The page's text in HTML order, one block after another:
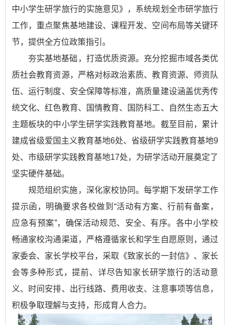
中小学生研学旅行的实施意见》，系统规划全市研学旅行
工作，重点聚焦基地建设、课程开发、空间布局等关键环
节，提供全方位政策指引。
夯实基地基础，打造优质资源。充分挖掘市域各类优
质社会教育资源，严格对标政治素质、教育资源、师资队
伍、运行制度、安全保障等标准，高质量建设涵盖优秀传
统文化、红色教育、国情教育、国防科工、自然生态五大
主题板块的中小学生研学实践教育基地。截至目前，累计
建成省级爱国主义教育基地6处、省级研学实践教育基地9
处、市级研学实践教育基地17处，为研学活动开展奠定了
坚实硬件基础。
规范组织实施，深化家校协同。每学期下发研学工作
提示函，明确要求各校做到“活动有方案、行前有备案，
应急有预案”，确保活动规范、安全、有序。各中小学校
畅通家校沟通渠道，严格遵循家长和学生自愿原则，通过
家委会、家长学校平台，采取《致家长的一封信》、家长
会等多种形式，提前、详尽告知家长研学旅行的活动意
义、时间安排、出行线路、费用收支、注意事项等信息，
积极争取理解与支持，形成育人合力。